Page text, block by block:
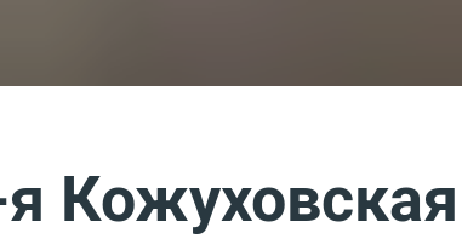
Кожуховская